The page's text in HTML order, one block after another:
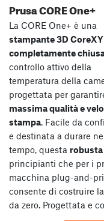
Prusa CORE One+
La CORE One+ è una
stampante 3D CoreXY
completamente
controllo attivo della
temperatura della
progettata per
massima qualità e
stampa. Facile da
e destinata a durare
tempo, questa
principianti che per i
macchina plug-and-
consente di costruire
da zero. Progettata e